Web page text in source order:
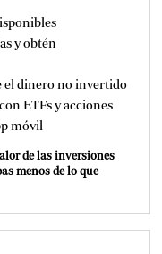
y obtén
el dinero no invertido
ETFs y acciones
móvil
de las inversiones
menos de lo que